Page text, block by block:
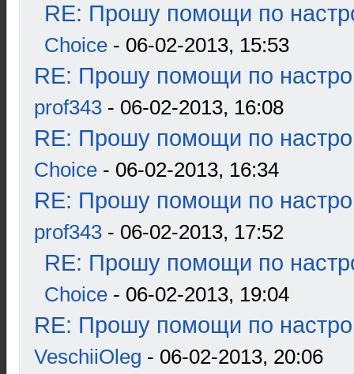
RE: Прошу помощи по
Choice - 06-02-2013, 15:53
RE: Прошу помощи по
prof343 - 06-02-2013, 16:08
RE: Прошу помощи по
Choice - 06-02-2013, 16:34
RE: Прошу помощи по
prof343 - 06-02-2013, 17:52
RE: Прошу помощи по
Choice - 06-02-2013, 19:04
RE: Прошу помощи по
VeschiiOleg - 06-02-2013, 20:06